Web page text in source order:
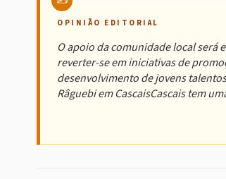
OPINIÃO EDITORIAL
O apoio da comunidade local será
reverter-se em iniciativas de
desenvolvimento de jovens
Râguebi em CascaisCascais tem